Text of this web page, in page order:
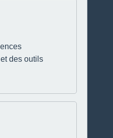
des outils